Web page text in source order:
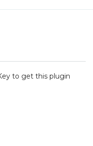
to get this plugin